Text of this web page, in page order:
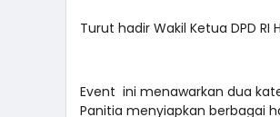
Turut hadir Wakil Ketua DPD
Event ini menawarkan dua
Panitia menyiapkan berbagai